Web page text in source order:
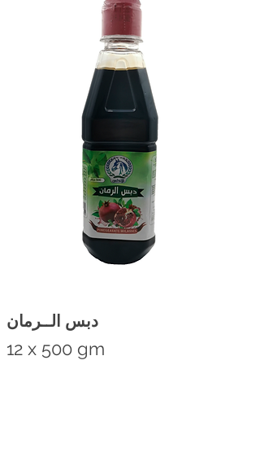
دبس الــرمان
12 x 500 gm